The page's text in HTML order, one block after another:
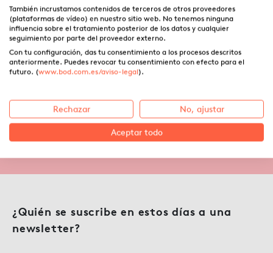
Nuestra newsletter y las
22.05.2021 ·Ángela Uparela
¿Quién se suscribe en estos días a una
newsletter?
También incrustamos contenidos de terceros de otros proveedores
(plataformas de vídeo) en nuestro sitio web. No tenemos ninguna
influencia sobre el tratamiento posterior de los datos y cualquier
seguimiento por parte del proveedor externo.
Con tu configuración, das tu consentimiento a los procesos descritos
anteriormente. Puedes revocar tu consentimiento con efecto para el
futuro. (www.bod.com.es/aviso-legal).
Rechazar No, ajustar
Aceptar todo